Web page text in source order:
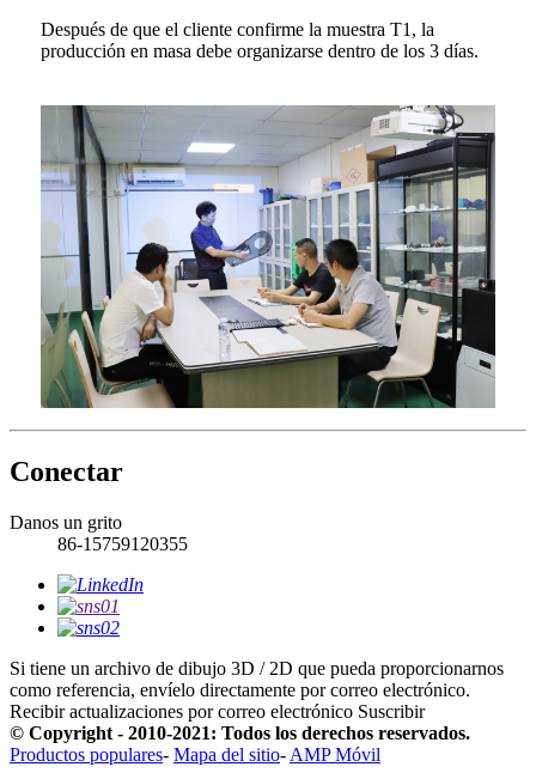
Después de que el cliente confirme la muestra T1, la
producción en masa debe organizarse dentro de los 3 días.
Conectar
Danos un grito
86-15759120355
Si tiene un archivo de dibujo 3D / 2D que pueda proporcionarnos
como referencia, envíelo directamente por correo electrónico.
Recibir actualizaciones por correo electrónico Suscribir
© Copyright - 2010-2021: Todos los derechos reservados.
Productos populares- Mapa del sitio- AMP Móvil